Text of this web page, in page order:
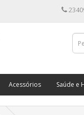
Acessórios Saúde e